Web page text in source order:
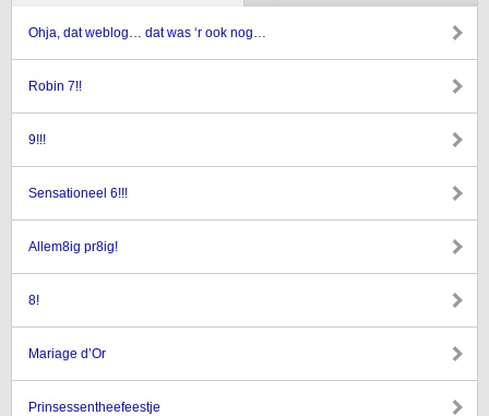
Ohja, dat weblog… dat was ‘r ook nog…
Robin 7!!
9!!!
Sensationeel 6!!!
Allem8ig pr8ig!
8!
Mariage d’Or
Prinsessentheefeestje